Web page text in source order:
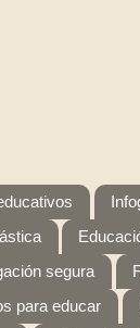
segura
para educar